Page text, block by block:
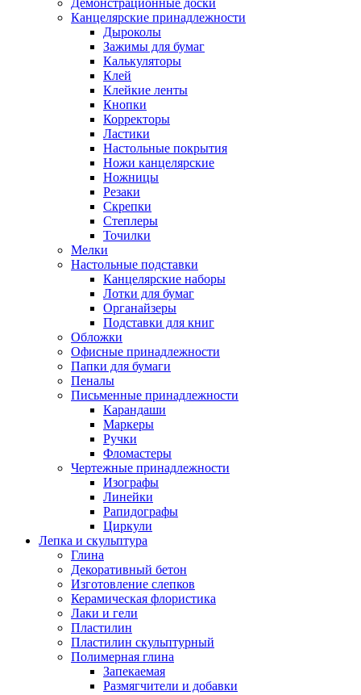
Демонстрационные доски
Канцелярские принадлежности
Дыроколы
Зажимы для бумаг
Калькуляторы
Клей
Клейкие ленты
Кнопки
Корректоры
Ластики
Настольные покрытия
Ножи канцелярские
Ножницы
Резаки
Скрепки
Степлеры
Точилки
Мелки
Настольные подставки
Канцелярские наборы
Лотки для бумаг
Органайзеры
Подставки для книг
Обложки
Офисные принадлежности
Папки для бумаги
Пеналы
Письменные принадлежности
Карандаши
Маркеры
Ручки
Фломастеры
Чертежные принадлежности
Изографы
Линейки
Рапидографы
Циркули
Лепка и скульптура
Глина
Декоративный бетон
Изготовление слепков
Керамическая флористика
Лаки и гели
Пластилин
Пластилин скульптурный
Полимерная глина
Запекаемая
Размягчители и добавки